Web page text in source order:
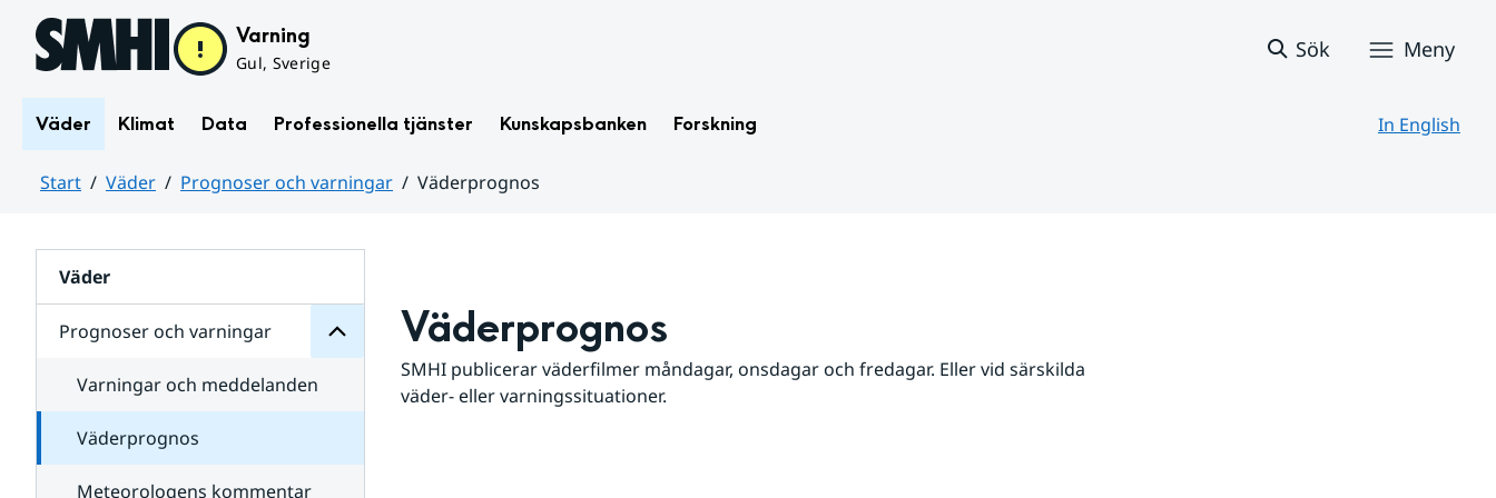
Hoppa till sidans innehåll Varning
Gul, Sverige
Sök Meny
Väder Klimat Data Professionella tjänster Kunskapsbanken Forskning In English
Start Väder Prognoser och varningar
Väderprognos
Väder
Prognoser och varningar
för
varningar
Varningar och meddelanden
Väderprognos
Meteorologens kommentar
Väderprognos
SMHI publicerar väderfilmer måndagar, onsdagar och fredagar. Eller vid särskilda
väder- eller varningssituationer.